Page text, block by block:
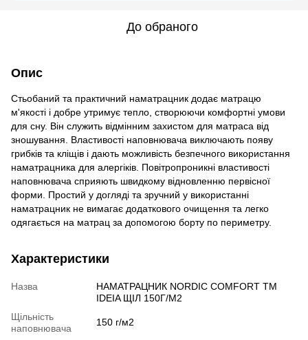
До обраного
Опис
Стьобаний та практичний наматрацник додає матрацю
м'якості і добре утримує тепло, створюючи комфортні умови
для сну. Він служить відмінним захистом для матраса від
зношування. Властивості наповнювача виключають появу
грибків та кліщів і дають можливість безпечного використання
наматрацника для алергіків. Повітропроникні властивості
наповнювача сприяють швидкому відновленню первісної
форми. Простий у догляді та зручний у використанні
наматрацник не вимагає додаткового очищення та легко
одягається на матрац за допомогою борту по периметру.
Характеристики
Назва
НАМАТРАЦНИК NORDIC СOMFORT TM
IDEIA ЩІЛ 150Г/М2
Щільність
наповнювача
150 г/м2